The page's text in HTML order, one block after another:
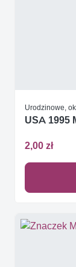
Urodzinowe,
USA 1995
2,00 zł